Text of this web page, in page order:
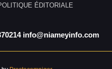
ÉDITORIALE
info@niameyinfo.com